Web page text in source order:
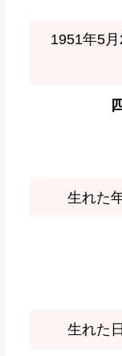
1951年5
生れた
生れた